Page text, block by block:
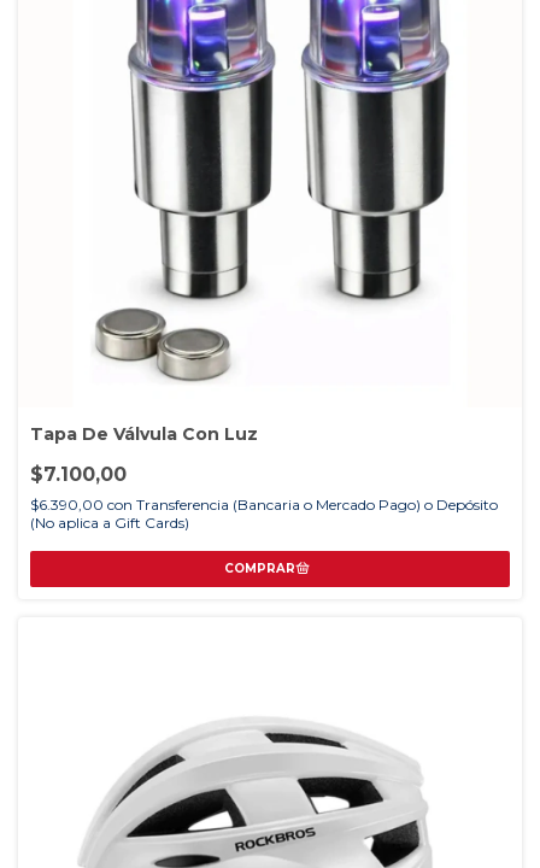
Tapa De Válvula Con Luz
$7.100,00
$6.390,00 con Transferencia (Bancaria o Mercado Pago) o Depósito
(No aplica a Gift Cards)